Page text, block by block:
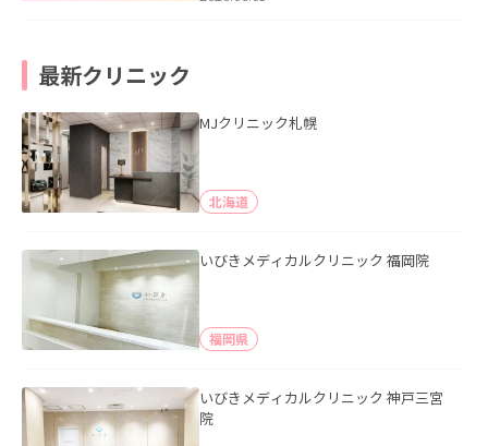
最新クリニック
MJクリニック札幌
北海道
いびきメディカルクリニック 福岡院
福岡県
いびきメディカルクリニック 神戸三宮
院